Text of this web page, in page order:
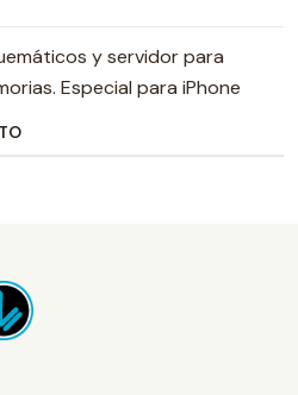
y servidor para
Especial para iPhone